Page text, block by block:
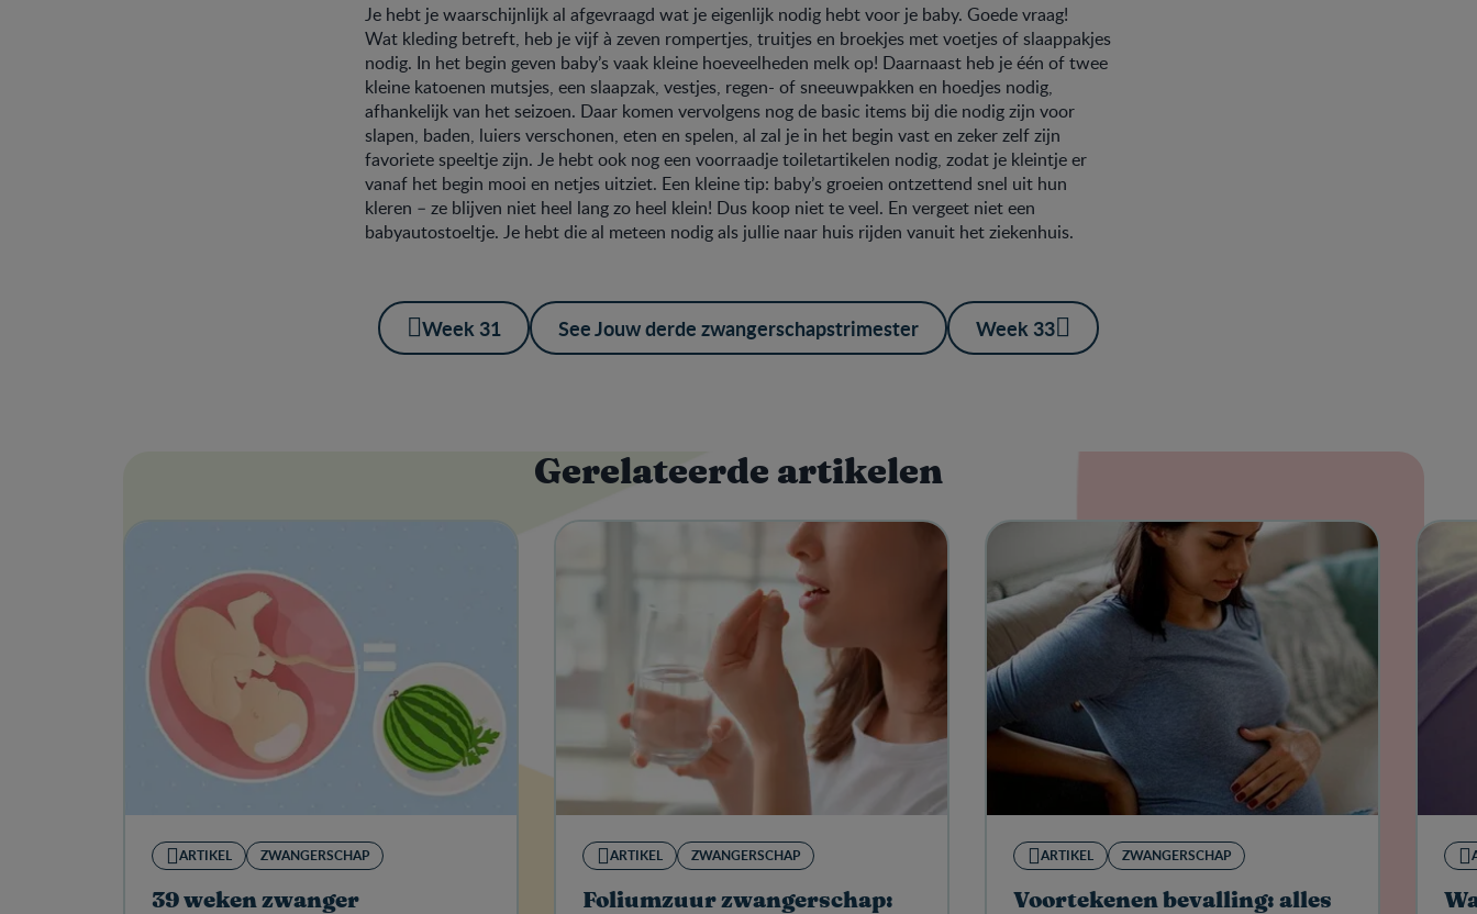
Je hebt je waarschijnlijk al afgevraagd wat je eigenlijk nodig hebt voor je baby. Goede vraag!
Wat kleding betreft, heb je vijf à zeven rompertjes, truitjes en broekjes met voetjes of slaappakjes
nodig. In het begin geven baby’s vaak kleine hoeveelheden melk op! Daarnaast heb je één of twee
kleine katoenen mutsjes, een slaapzak, vestjes, regen- of sneeuwpakken en hoedjes nodig,
afhankelijk van het seizoen. Daar komen vervolgens nog de basic items bij die nodig zijn voor
slapen, baden, luiers verschonen, eten en spelen, al zal je in het begin vast en zeker zelf zijn
favoriete speeltje zijn. Je hebt ook nog een voorraadje toiletartikelen nodig, zodat je kleintje er
vanaf het begin mooi en netjes uitziet. Een kleine tip: baby’s groeien ontzettend snel uit hun
kleren – ze blijven niet heel lang zo heel klein! Dus koop niet te veel. En vergeet niet een
babyautostoeltje. Je hebt die al meteen nodig als jullie naar huis rijden vanuit het ziekenhuis.
Week 31 See Jouw derde zwangerschapstrimester Week 33
Gerelateerde artikelen
ARTIKEL ZWANGERSCHAP
39 weken zwanger
ARTIKEL ZWANGERSCHAP
Foliumzuur zwangerschap:
ARTIKEL ZWANGERSCHAP
Voortekenen bevalling: alles